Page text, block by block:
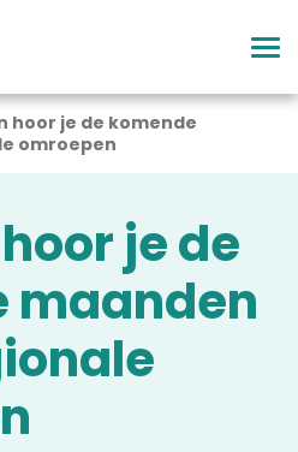
hoor je de komende
omroepen
je de
maanden